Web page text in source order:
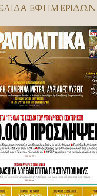
ΕΦΗΜΕΡΊΔΩΝ